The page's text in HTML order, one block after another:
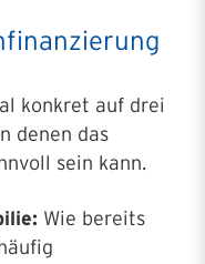
konkret auf drei
denen das
sein kann.
Wie bereits